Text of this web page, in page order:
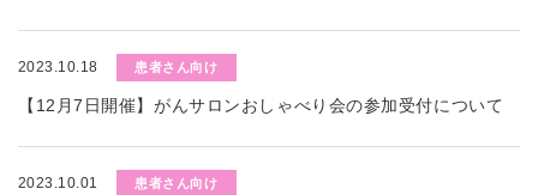
2023.10.18 患者さん向け
【12月7日開催】がんサロンおしゃべり会の参加受付について
2023.10.01 患者さん向け